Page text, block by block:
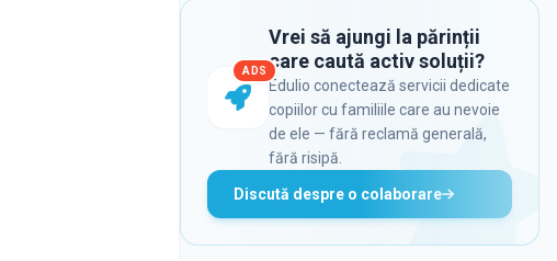
ADS
Vrei să ajungi la părinții
care caută activ soluții?
Edulio conectează servicii dedicate
copiilor cu familiile care au nevoie
de ele — fără reclamă generală,
fără risipă.
Discută despre o colaborare